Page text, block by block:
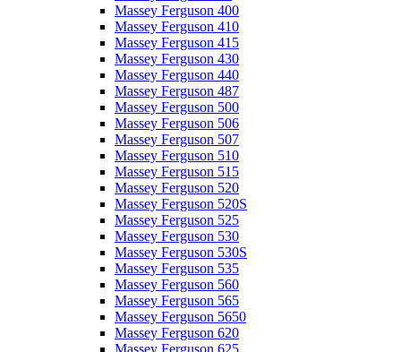
Massey Ferguson 400
Massey Ferguson 410
Massey Ferguson 415
Massey Ferguson 430
Massey Ferguson 440
Massey Ferguson 487
Massey Ferguson 500
Massey Ferguson 506
Massey Ferguson 507
Massey Ferguson 510
Massey Ferguson 515
Massey Ferguson 520
Massey Ferguson 520S
Massey Ferguson 525
Massey Ferguson 530
Massey Ferguson 530S
Massey Ferguson 535
Massey Ferguson 560
Massey Ferguson 565
Massey Ferguson 5650
Massey Ferguson 620
Massey Ferguson 625